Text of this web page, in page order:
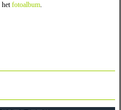
hetfotoalbum.